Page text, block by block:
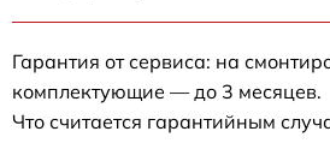
Гарантия от сервиса: на
комплектующие — до 3 месяцев.
Что считается гарантийным